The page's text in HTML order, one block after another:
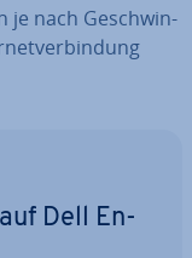
je nach Ge­schwin­
Dell En­